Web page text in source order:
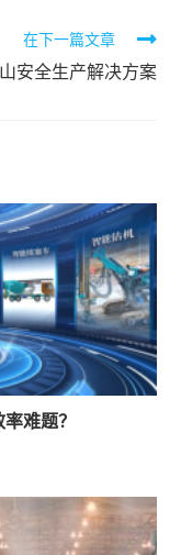
在下一篇文章
安全生产解决方案
难题？